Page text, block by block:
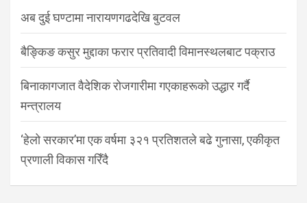
अब दुई घण्टामा नारायणगढदेखि बुटवल
बैङ्किङ कसुर मुद्दाका फरार प्रतिवादी विमानस्थलबाट पक्राउ
बिनाकागजात वैदेशिक रोजगारीमा गएकाहरूको उद्धार गर्दै
मन्त्रालय
‘हेलो सरकार’मा एक वर्षमा ३२१ प्रतिशतले बढे गुनासा, एकीकृत
प्रणाली विकास गरिँदै